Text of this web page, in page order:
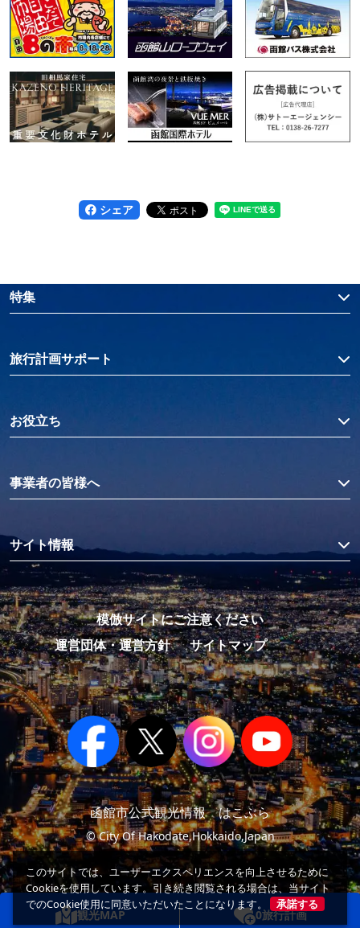
シェア
観光MAP 0旅行計画
特集
旅行計画サポート
お役立ち
事業者の皆様へ
サイト情報
模倣サイトにご注意ください
運営団体・運営方針
サイトマップ
函館市公式観光情報 はこぶら
© City Of Hakodate,Hokkaido,Japan
このサイトでは、ユーザーエクスペリエンスを向上させるために
Cookieを使用しています。引き続き閲覧される場合は、当サイト
でのCookie使用に同意いただいたことになります。
承諾する